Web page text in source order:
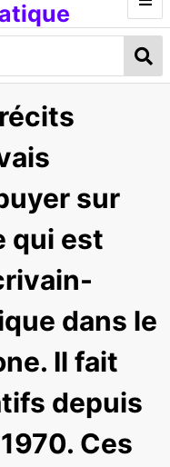
sur
qui est
dans le
Il fait
depuis
Ces